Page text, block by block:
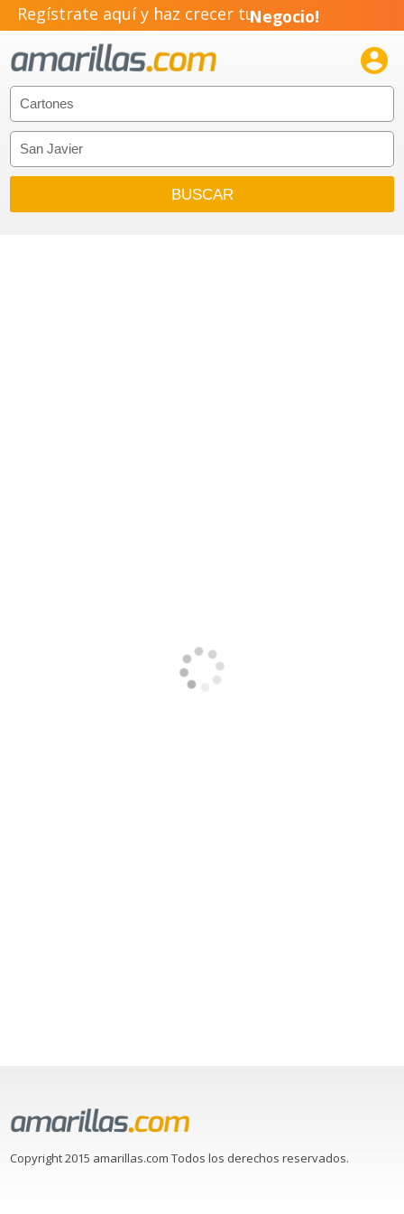
Regístrate aquí y haz crecer tuNegocio!
Emprendimiento!

Copyright 2015 amarillas.com Todos los derechos reservados.